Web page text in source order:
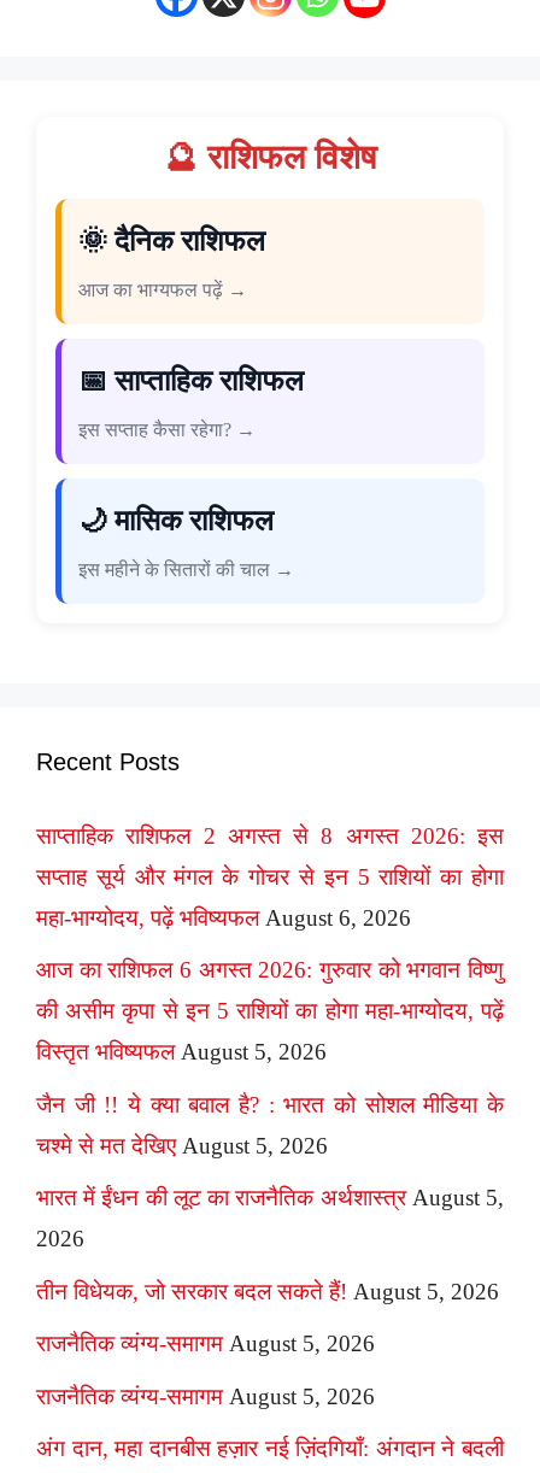
🔮 राशिफल विशेष
🌞 दैनिक राशिफल
आज का भाग्यफल पढ़ें →
📅 साप्ताहिक राशिफल
इस सप्ताह कैसा रहेगा? →
🌙 मासिक राशिफल
इस महीने के सितारों की चाल →
Recent Posts
साप्ताहिक राशिफल 2 अगस्त से 8 अगस्त 2026: इस
सप्ताह सूर्य और मंगल के गोचर से इन 5 राशियों का होगा
महा-भाग्योदय, पढ़ें भविष्यफल August 6, 2026
आज का राशिफल 6 अगस्त 2026: गुरुवार को भगवान विष्णु
की असीम कृपा से इन 5 राशियों का होगा महा-भाग्योदय, पढ़ें
विस्तृत भविष्यफल August 5, 2026
जैन जी !! ये क्या बवाल है? : भारत को सोशल मीडिया के
चश्मे से मत देखिए August 5, 2026
भारत में ईंधन की लूट का राजनैतिक अर्थशास्त्र August 5,
2026
तीन विधेयक, जो सरकार बदल सकते हैं! August 5, 2026
राजनैतिक व्यंग्य-समागम August 5, 2026
राजनैतिक व्यंग्य-समागम August 5, 2026
अंग दान, महा दानबीस हज़ार नई ज़िंदगियाँ: अंगदान ने बदली